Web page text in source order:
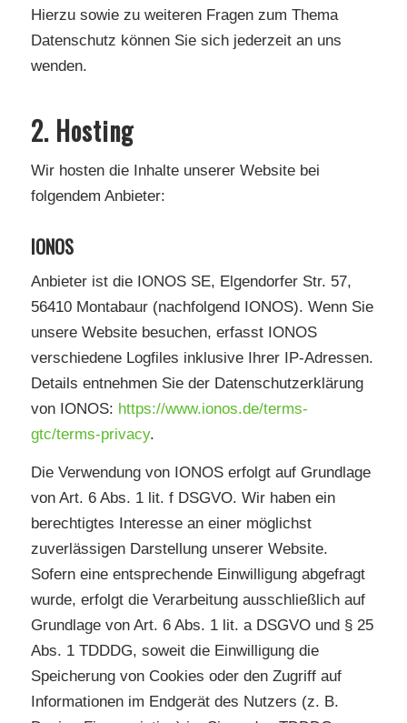
Hierzu sowie zu weiteren Fragen zum Thema
Datenschutz können Sie sich jederzeit an uns
wenden.
2. Hosting
Wir hosten die Inhalte unserer Website bei
folgendem Anbieter:
IONOS
Anbieter ist die IONOS SE, Elgendorfer Str. 57,
56410 Montabaur (nachfolgend IONOS). Wenn Sie
unsere Website besuchen, erfasst IONOS
verschiedene Logfiles inklusive Ihrer IP-Adressen.
Details entnehmen Sie der Datenschutzerklärung
von IONOS: https://www.ionos.de/terms-
gtc/terms-privacy.
Die Verwendung von IONOS erfolgt auf Grundlage
von Art. 6 Abs. 1 lit. f DSGVO. Wir haben ein
berechtigtes Interesse an einer möglichst
zuverlässigen Darstellung unserer Website.
Sofern eine entsprechende Einwilligung abgefragt
wurde, erfolgt die Verarbeitung ausschließlich auf
Grundlage von Art. 6 Abs. 1 lit. a DSGVO und § 25
Abs. 1 TDDDG, soweit die Einwilligung die
Speicherung von Cookies oder den Zugriff auf
Informationen im Endgerät des Nutzers (z. B.